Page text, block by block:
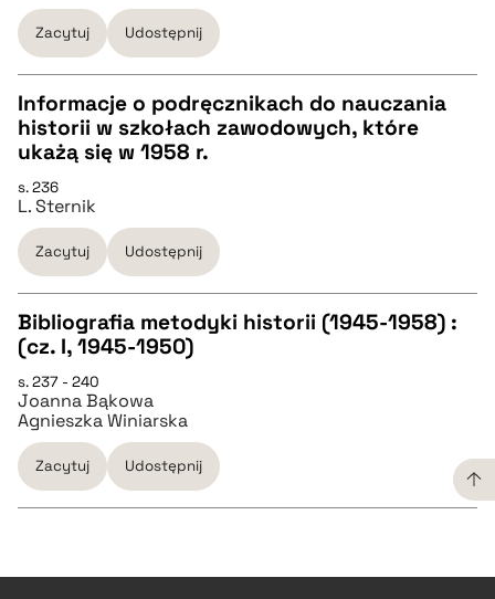
pobierz cytat
BIBTEX
pobierz cytat
Zacytuj Udostępnij
CZYSTY TEKST
pobierz cytat
BIBTEX
pobierz cytat
Informacje o podręcznikach do nauczania
historii w szkołach zawodowych, które
ukażą się w 1958 r.
s. 236
L. Sternik
Zacytuj Udostępnij
pobierz cytat
BIBTEX
Bibliografia metodyki historii (1945-1958) :
(cz. I, 1945-1950)
s. 237 - 240
Joanna Bąkowa
Agnieszka Winiarska
Zacytuj Udostępnij
CZYSTY TEKST